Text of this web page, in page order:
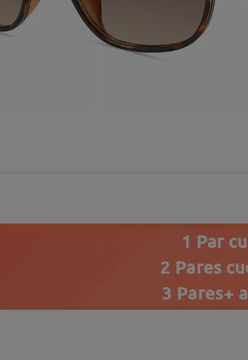
1 Par
2 Pares
3 Pares+